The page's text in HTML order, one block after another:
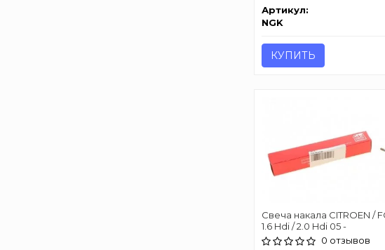
Артикул:
NGK
КУПИТЬ
Свеча накала CITROEN /
1.6 Hdi / 2.0 Hdi 05 -
0 отзывов